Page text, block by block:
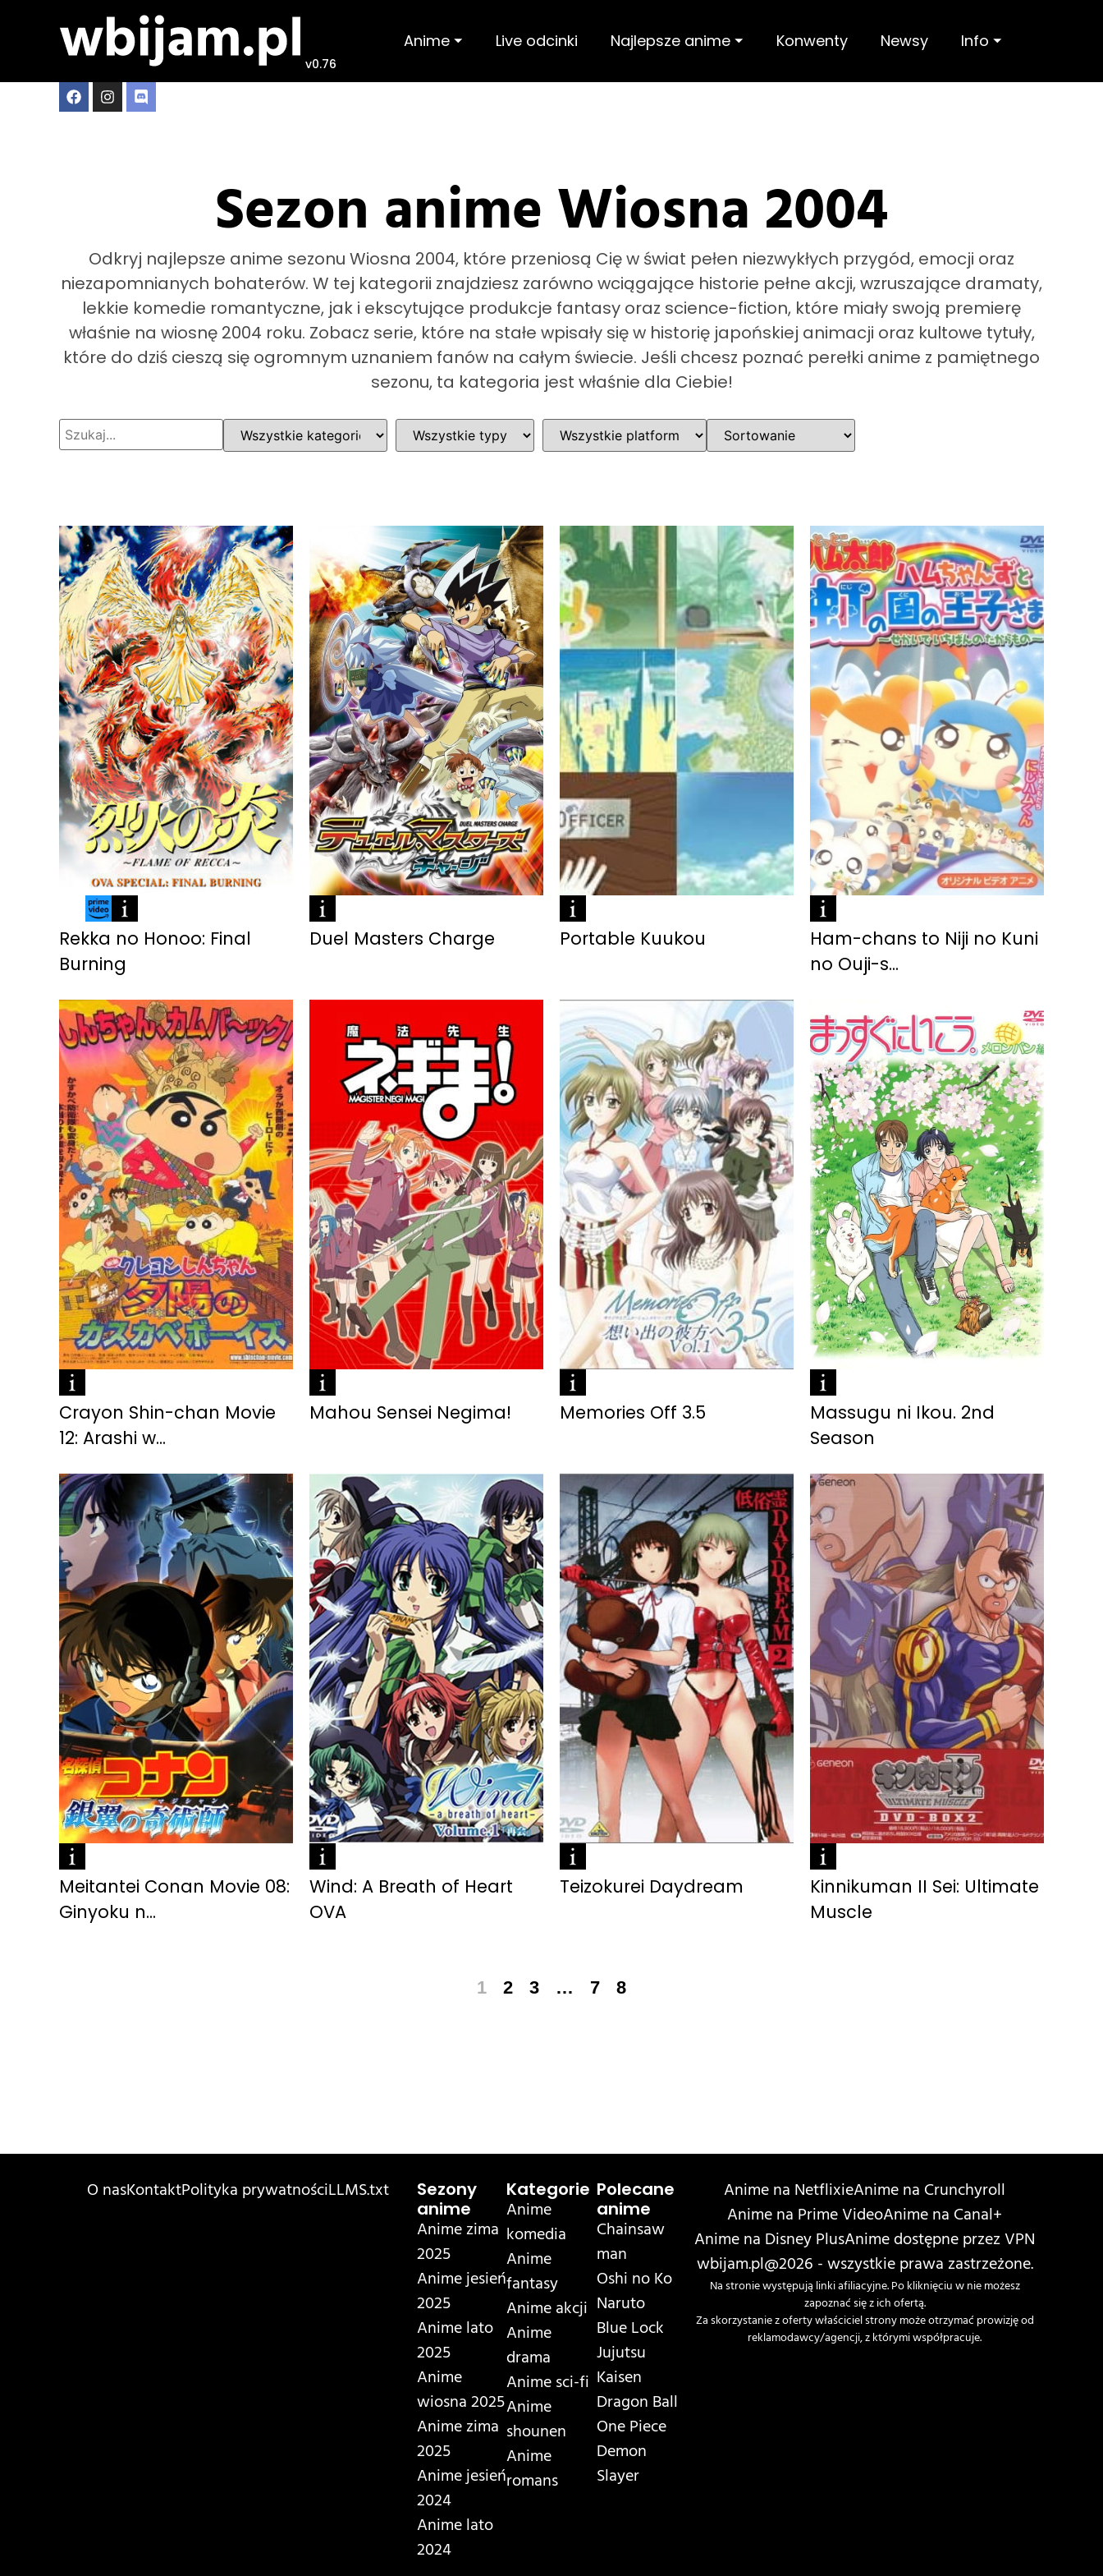
v0.76
Anime ⏷ Live odcinki Najlepsze anime ⏷ Konwenty Newsy Info ⏷
Sezon anime Wiosna 2004
Odkryj najlepsze anime sezonu Wiosna 2004, które przeniosą Cię w świat pełen niezwykłych przygód, emocji oraz
niezapomnianych bohaterów. W tej kategorii znajdziesz zarówno wciągające historie pełne akcji, wzruszające dramaty,
lekkie komedie romantyczne, jak i ekscytujące produkcje fantasy oraz science-fiction, które miały swoją premierę
właśnie na wiosnę 2004 roku. Zobacz serie, które na stałe wpisały się w historię japońskiej animacji oraz kultowe tytuły,
które do dziś cieszą się ogromnym uznaniem fanów na całym świecie. Jeśli chcesz poznać perełki anime z pamiętnego
sezonu, ta kategoria jest właśnie dla Ciebie!
Rekka no Honoo: Final
Burning
Duel Masters Charge Portable Kuukou
Ham-chans to Niji no Kuni
no Ouji-s...
Crayon Shin-chan Movie
12: Arashi w...
Mahou Sensei Negima! Memories Off 3.5
Massugu ni Ikou. 2nd
Season
Meitantei Conan Movie 08:
Ginyoku n...
Wind: A Breath of Heart
OVA
Teizokurei Daydream
Kinnikuman II Sei: Ultimate
Muscle
1 2 3 … 7 8
O nasKontaktPolityka prywatnościLLMS.txt
Sezony
anime
Anime zima
2025
Anime jesień
2025
Anime lato
2025
Anime
wiosna 2025
Anime zima
2025
Anime jesień
2024
Anime lato
2024
Kategorie
Anime
komedia
Anime
fantasy
Anime akcji
Anime
drama
Anime sci-fi
Anime
shounen
Anime
romans
Polecane
anime
Chainsaw
man
Oshi no Ko
Naruto
Blue Lock
Jujutsu
Kaisen
Dragon Ball
One Piece
Demon
Slayer
Anime na NetflixieAnime na Crunchyroll
Anime na Prime VideoAnime na Canal+
Anime na Disney PlusAnime dostępne przez VPN
wbijam.pl@2026 - wszystkie prawa zastrzeżone.
Na stronie występują linki afiliacyjne. Po kliknięciu w nie możesz
zapoznać się z ich ofertą.
Za skorzystanie z oferty właściciel strony może otrzymać prowizję od
reklamodawcy/agencji, z którymi współpracuje.